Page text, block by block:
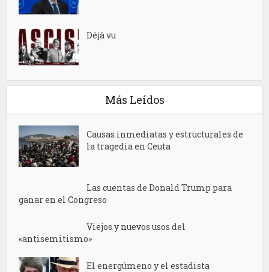
Déjà vu
Más Leídos
Causas inmediatas y estructurales de
la tragedia en Ceuta
Las cuentas de Donald Trump para
ganar en el Congreso
Viejos y nuevos usos del
«antisemitismo»
El energúmeno y el estadista